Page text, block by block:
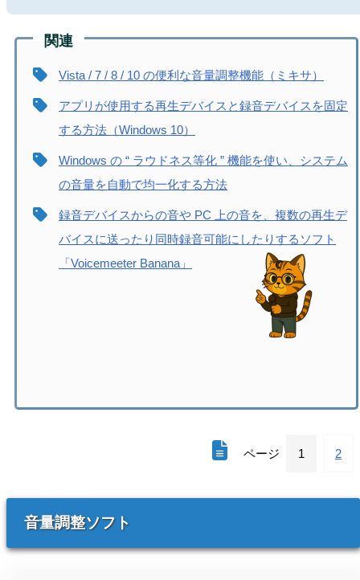
Vista / 7 / 8 / 10 の便利な音量調整機能（ミキサ）
アプリが使用する再生デバイスと録音デバイスを固定
する方法（Windows 10）
Windows の “ ラウドネス等化 ” 機能を使い、システム
の音量を自動で均一化する方法
録音デバイスからの音や PC 上の音を、複数の再生デ
バイスに送ったり同時録音可能にしたりするソフト
「Voicemeeter Banana」
ページ 1 2
音量調整ソフト